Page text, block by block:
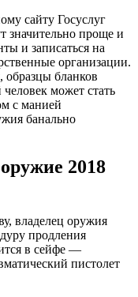
сайту Госуслуг
значительно проще и
и записаться на
организации.
образцы бланков
может стать
с манией
банально
2018
владелец оружия
продления
в сейфе —
пистолет